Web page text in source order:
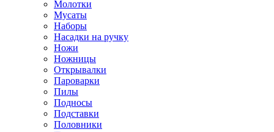
Молотки
Мусаты
Наборы
Насадки на ручку
Ножи
Ножницы
Открывалки
Пароварки
Пилы
Подносы
Подставки
Половники